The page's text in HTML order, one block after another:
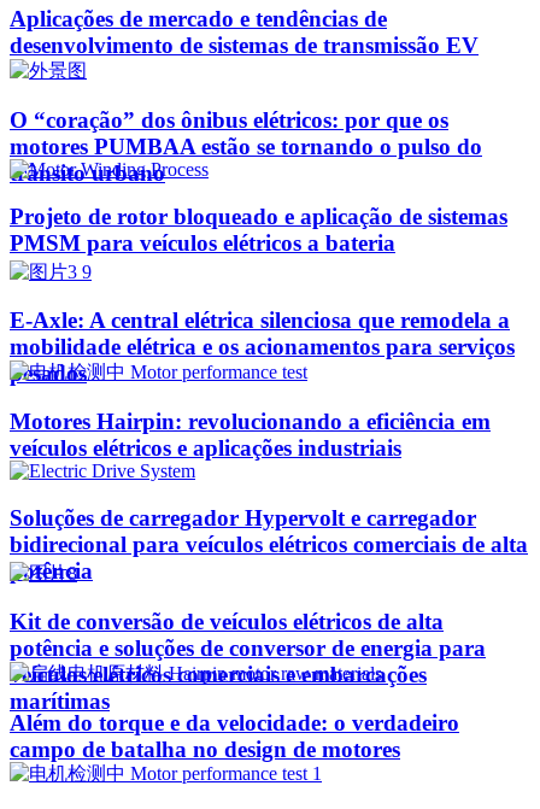
Aplicações de mercado e tendências de
desenvolvimento de sistemas de transmissão EV
O “coração” dos ônibus elétricos: por que os
motores PUMBAA estão se tornando o pulso do
trânsito urbano
Projeto de rotor bloqueado e aplicação de sistemas
PMSM para veículos elétricos a bateria
E-Axle: A central elétrica silenciosa que remodela a
mobilidade elétrica e os acionamentos para serviços
pesados
Motores Hairpin: revolucionando a eficiência em
veículos elétricos e aplicações industriais
Soluções de carregador Hypervolt e carregador
bidirecional para veículos elétricos comerciais de alta
potência
Kit de conversão de veículos elétricos de alta
potência e soluções de conversor de energia para
veículos elétricos comerciais e embarcações
marítimas
Além do torque e da velocidade: o verdadeiro
campo de batalha no design de motores